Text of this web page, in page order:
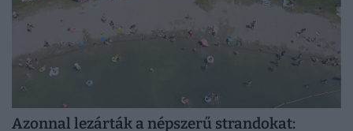
Azonnal lezárták a népszerű strandokat: